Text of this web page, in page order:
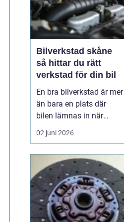
Bilverkstad skåne
så hittar du rätt
verkstad för din bil
En bra bilverkstad är mer
än bara en plats där
bilen lämnas in när
något går sönder. För
många bilägare i Skåne
verkstad om trygghet,
vardagslogistik och i
längden också om
ekonomi. En bil som
servas regelbundet håller
02 juni 2026